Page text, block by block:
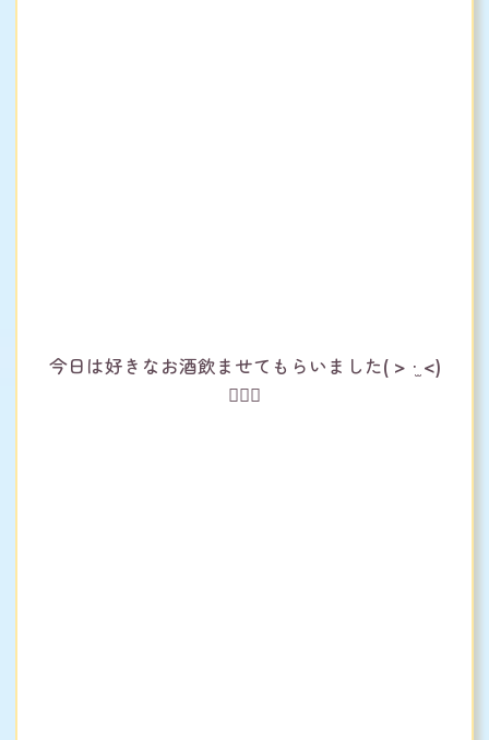
今日は好きなお酒飲ませてもらいました‎( > ·̫ <)
👍🏻🌟